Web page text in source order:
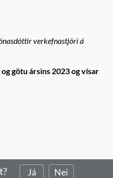
verkefnastjóri á
götu ársins 2023 og vísar
Já Nei